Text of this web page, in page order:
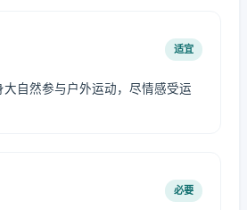
适宜
自然参与户外运动，尽情感受运
必要